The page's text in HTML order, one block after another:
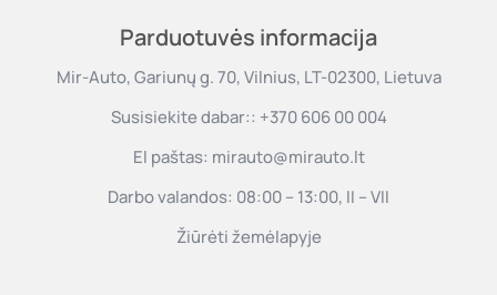
Parduotuvės informacija
Mir-Auto, Gariunų g. 70, Vilnius, LT-02300, Lietuva
Susisiekite dabar:: +370 606 00 004
El paštas: mirauto@mirauto.lt
Darbo valandos: 08:00 – 13:00, II – VII
Žiūrėti žemėlapyje